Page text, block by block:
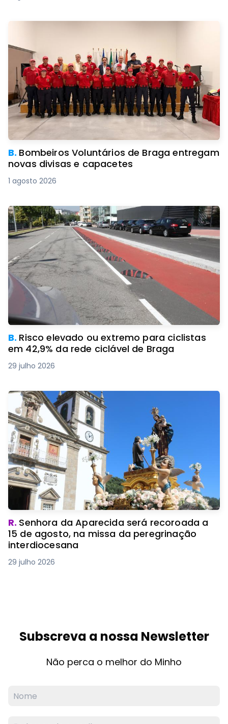
B. Bombeiros Voluntários de Braga entregam
novas divisas e capacetes
1 agosto 2026
B. Risco elevado ou extremo para ciclistas
em 42,9% da rede ciclável de Braga
29 julho 2026
R. Senhora da Aparecida será recoroada a
15 de agosto, na missa da peregrinação
interdiocesana
29 julho 2026
Subscreva a nossa Newsletter
Não perca o melhor do Minho